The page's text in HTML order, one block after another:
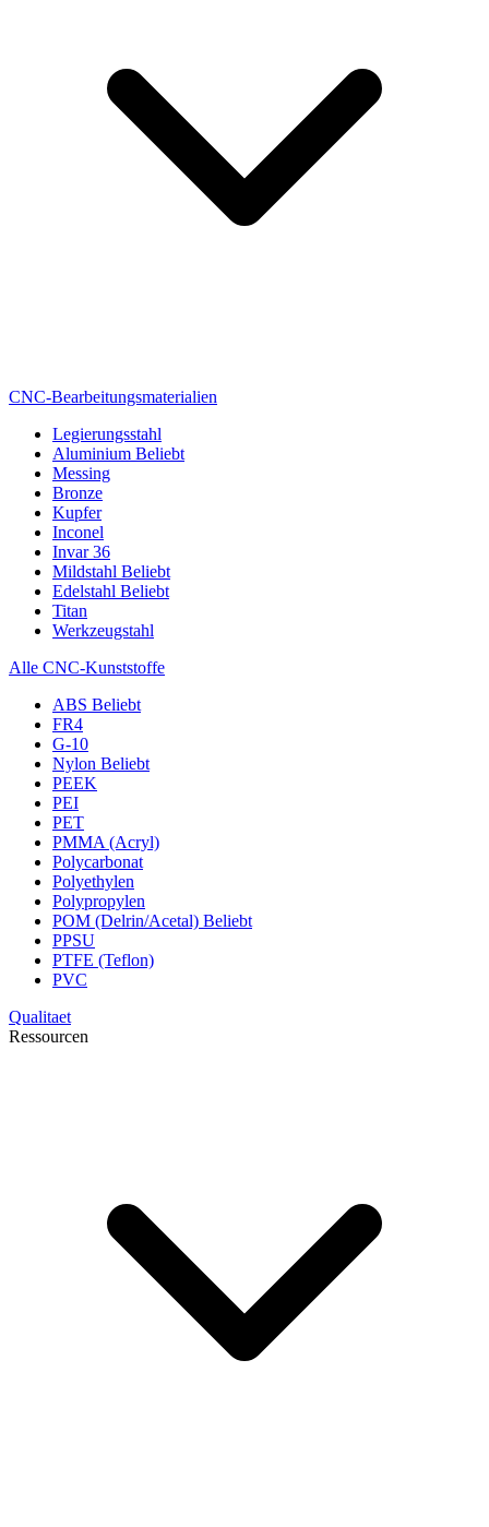
CNC-Bearbeitungsmaterialien
Legierungsstahl
Aluminium Beliebt
Messing
Bronze
Kupfer
Inconel
Invar 36
Mildstahl Beliebt
Edelstahl Beliebt
Titan
Werkzeugstahl
Alle CNC-Kunststoffe
ABS Beliebt
FR4
G-10
Nylon Beliebt
PEEK
PEI
PET
PMMA (Acryl)
Polycarbonat
Polyethylen
Polypropylen
POM (Delrin/Acetal) Beliebt
PPSU
PTFE (Teflon)
PVC
Qualitaet
Ressourcen